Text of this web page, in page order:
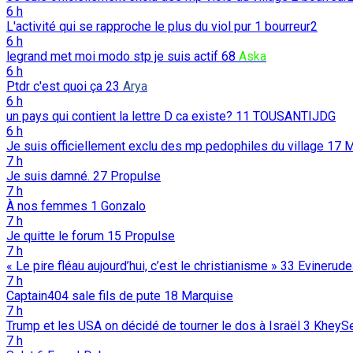
6 h
L'activité qui se rapproche le plus du viol pur 1 bourreur2
6 h
legrand met moi modo stp je suis actif 68 Aska
6 h
Ptdr c'est quoi ça 23 Arya
6 h
un pays qui contient la lettre D ca existe? 11 TOUSANTIJDG
6 h
Je suis officiellement exclu des mp pedophiles du village 17
7 h
Je suis damné. 27 Propulse
7 h
À nos femmes 1 Gonzalo
7 h
Je quitte le forum 15 Propulse
7 h
« Le pire fléau aujourd’hui, c’est le christianisme » 33
7 h
Captain404 sale fils de pute 18 Marquise
7 h
Trump et les USA on décidé de tourner le dos à Israël 3
7 h